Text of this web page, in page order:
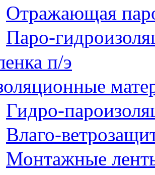
Отражающая
Паро-
п/э
Гидро-
Влаго-
Монтажные